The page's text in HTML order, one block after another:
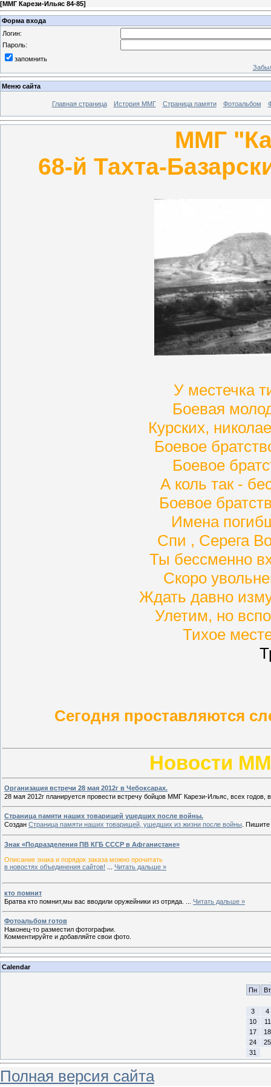
[ММГ Карези-Ильяс 84-85]
Форма входа
Логин:
Пароль:
запомнить
Меню сайта
Главная страница История ММГ Страница памяти Фотоальбом
ММГ
68-й Тахта-
У местечка
Боевая
Курских,
Боевое
Боевое
А коль так -
Боевое
Имена
Спи , Серега
Ты бессменно
Скоро
Ждать давно
Улетим, но
Тихое
Сегодня проставляются
Новости
Организация встречи 28 мая 2012г в Чебоксарах.
28 мая 2012г планируется провести встречу бойцов ММГ Карези-Ильяс, всех
Страница памяти наших товарищей ушедших после войны.
Создан Страница памяти наших товарищей, ушедших из жизни после войны .
Знак «Подразделения ПВ КГБ СССР в Афганистане»
Описание знака и порядок заказа можно прочитать
в новостях объединения сайтов!
Читать дальше »
кто помнит
Братва кто помнит,мы вас вводили оружейники из отряда.
Читать дальше »
Фотоальбом готов
Наконец-то разместил фотографии.
Комментируйте и добавляйте свои фото.
Calendar
Пн
Вт
3
4
10
11
17
18
24
25
31
Полная версия сайта